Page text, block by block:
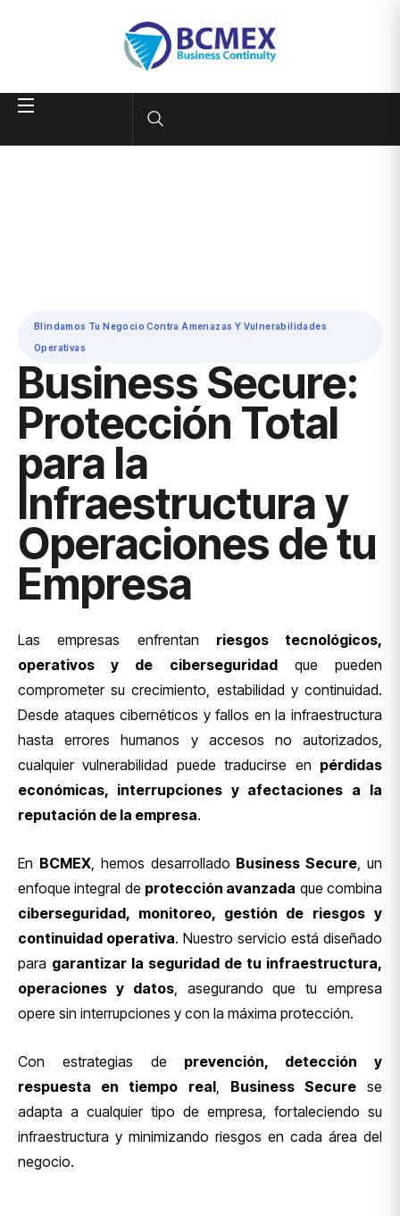
Blindamos Tu Negocio Contra Amenazas Y Vulnerabilidades
Operativas
Business Secure:
Protección Total
para la
Infraestructura y
Operaciones de tu
Empresa
Las empresas enfrentan riesgos tecnológicos,
operativos y de ciberseguridadque pueden
comprometer su crecimiento, estabilidad y continuidad.
Desde ataques cibernéticos y fallos en la infraestructura
hasta errores humanos y accesos no autorizados,
cualquier vulnerabilidad puede traducirse en pérdidas
económicas, interrupciones y afectaciones a la
reputación de la empresa.
En BCMEX, hemos desarrollado Business Secure , un
enfoque integral de protección avanzada que combina
ciberseguridad, monitoreo, gestión de riesgos y
continuidad operativa. Nuestro servicio está diseñado
para garantizar la seguridad de tu infraestructura,
operaciones y datos, asegurando que tu empresa
opere sin interrupciones y con la máxima protección.
Con estrategias de prevención, detección y
respuesta en tiempo real, Business Securese
adapta a cualquier tipo de empresa, fortaleciendo su
infraestructura y minimizando riesgos en cada área del
negocio.